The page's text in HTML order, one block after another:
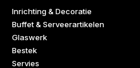
Inrichting & Decoratie
Buffet & Serveerartikelen
Glaswerk
Bestek
Servies